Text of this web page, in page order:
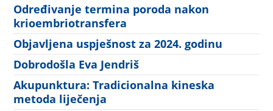
Određivanje termina poroda nakon
krioembriotransfera
Objavljena uspješnost za 2024. godinu
Dobrodošla Eva Jendriš
Akupunktura: Tradicionalna kineska
metoda liječenja